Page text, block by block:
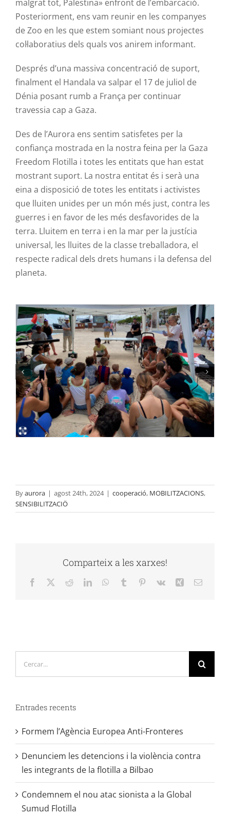
malgrat tot, Palestina» enfront de l’embarcació.
Posteriorment, ens vam reunir en les companyes
de Zoo en les que estem somiant nous projectes
col·laboratius dels quals vos anirem informant.
Després d’una massiva concentració de suport,
finalment el Handala va salpar el 17 de juliol de
Dénia posant rumb a França per continuar
travessia cap a Gaza.
Des de l’Aurora ens sentim satisfetes per la
confiança mostrada en la nostra feina per la Gaza
Freedom Flotilla i totes les entitats que han estat
mostrant suport. La nostra entitat és i serà una
eina a disposició de totes les entitats i activistes
que lluiten unides per un món més just, contra les
guerres i en favor de les més desfavorides de la
terra. Lluitem en terra i en la mar per la justícia
universal, les lluites de la classe treballadora, el
respecte radical dels drets humans i la defensa del
planeta.
Byaurora | agost 24th, 2024 | cooperació, MOBILITZACIONS,
SENSIBILITZACIÖ
Comparteix a les xarxes!
Facebook RedditLinkedInWhatsApp
Tumblr Pinterest
Vk Xing Email:
Entrades recents
Formem l’Agència Europea Anti-Fronteres
Denunciem les detencions i la violència contra
les integrants de la flotilla a Bilbao
Condemnem el nou atac sionista a la Global
Sumud Flotilla